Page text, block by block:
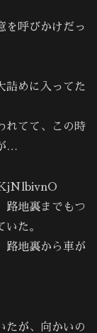
を呼びかけだっ
詰めに入ってた
れてて、この時
…
路地裏までもつ
た。
路地裏から車が
たが、向かいの